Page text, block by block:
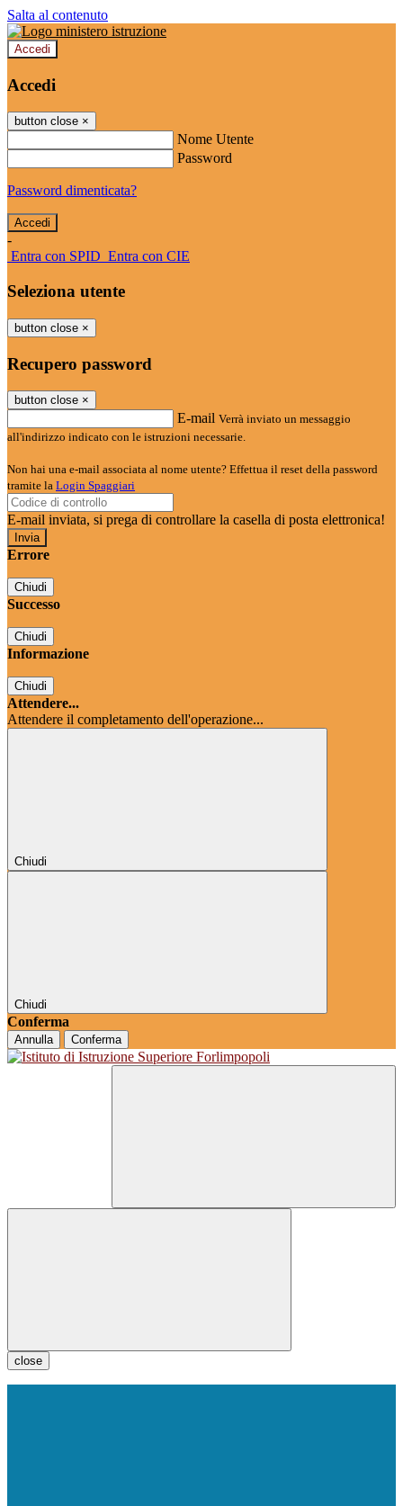
Salta al contenuto
Accedi
Accedi
button close ×
Nome Utente
Password
Password dimenticata?
-
Entra con SPID Entra con CIE
Seleziona utente
button close ×
Recupero password
button close ×
E-mail Verrà inviato un messaggio
all'indirizzo indicato con le istruzioni necessarie.
Non hai una e-mail associata al nome utente? Effettua il reset della password
tramite la Login Spaggiari
E-mail inviata, si prega di controllare la casella di posta elettronica!
Errore
Chiudi
Successo
Chiudi
Informazione
Chiudi
Attendere...
Attendere il completamento dell'operazione...
Chiudi
Chiudi
Conferma
Annulla Conferma
close